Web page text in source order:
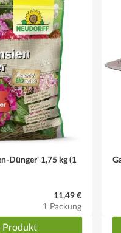
wie Moorbeetdünger
Witterung.
im Herbst entfernen. Im
und nährstoffreiche
Dünger' 1,75 kg (1
11,49 €
1 Packung
Produkt